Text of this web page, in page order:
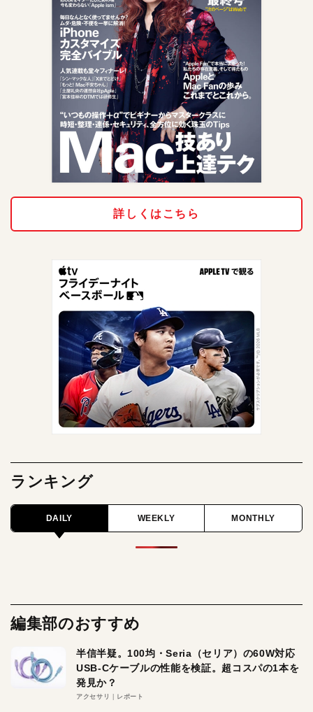
詳しくはこちら
ランキング
DAILY WEEKLY MONTHLY
編集部のおすすめ
半信半疑。100均・Seria（セリア）の60W対応
USB-Cケーブルの性能を検証。超コスパの1本を
発見か？
アクセサリ レポート